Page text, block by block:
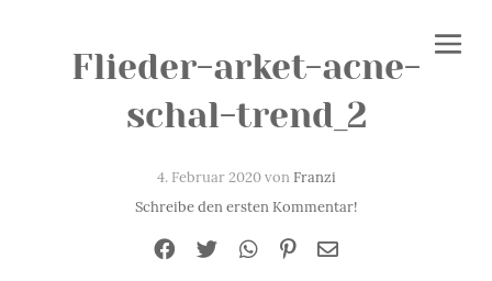
Flieder-arket-acne-
schal-trend_2
4. Februar 2020 vonFranzi
Schreibe den ersten Kommentar!